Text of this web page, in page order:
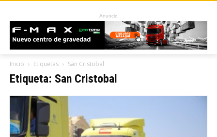
Anuncio
Inicio Etiquetas San Cristobal
Etiqueta: San Cristobal